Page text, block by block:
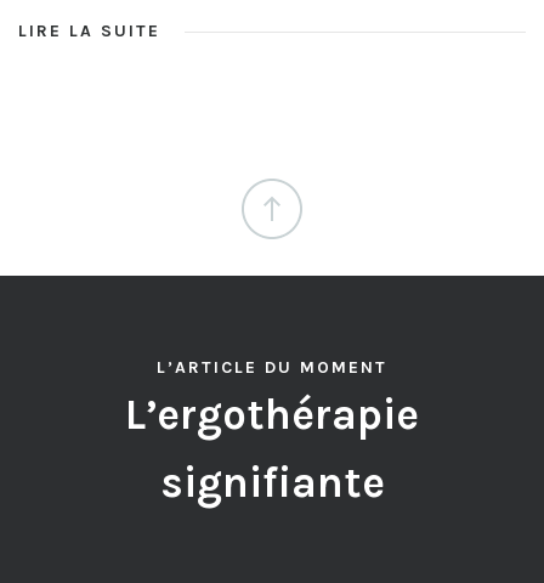
LIRE LA SUITE
L’ARTICLE DU MOMENT
L’ergothérapie
signifiante